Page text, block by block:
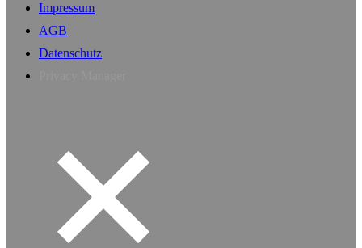
Impressum
AGB
Datenschutz